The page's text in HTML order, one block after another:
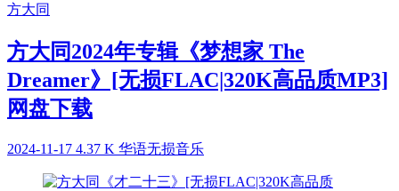
方大同
方大同2024年专辑《梦想家 The
Dreamer》[无损FLAC|320K高品质MP3]
网盘下载
2024-11-17 4.37 K 华语无损音乐